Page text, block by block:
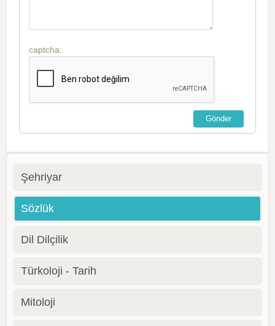
captcha:
Şehriyar
Sözlük
Dil Dilçilik
Türkoloji - Tarih
Mitoloji